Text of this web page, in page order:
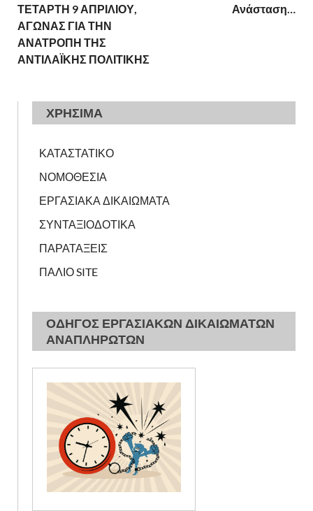
ΤΕΤΑΡΤΗ 9 ΑΠΡΙΛΙΟΥ,
ΑΓΩΝΑΣ ΓΙΑ ΤΗΝ
ΑΝΑΤΡΟΠΗ ΤΗΣ
ΑΝΤΙΛΑΪΚΗΣ ΠΟΛΙΤΙΚΗΣ
Ανάσταση…
ΧΡΗΣΙΜΑ
ΚΑΤΑΣΤΑΤΙΚΟ
ΝΟΜΟΘΕΣΙΑ
ΕΡΓΑΣΙΑΚΑ ΔΙΚΑΙΩΜΑΤΑ
ΣΥΝΤΑΞΙΟΔΟΤΙΚΑ
ΠΑΡΑΤΑΞΕΙΣ
ΠΑΛΙΟ SITE
ΟΔΗΓΟΣ ΕΡΓΑΣΙΑΚΩΝ ΔΙΚΑΙΩΜΑΤΩΝ
ΑΝΑΠΛΗΡΩΤΩΝ